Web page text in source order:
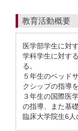
教育活動概要
医学部学生に対
学科学生に対す
る。
５年生のベッド
クシップの指導
３年生の国際医
の指導、また基
臨床大学院生6人